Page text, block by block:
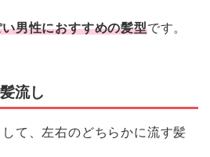
男性におすすめの髪型です。
流し
て、左右のどちらかに流す髪